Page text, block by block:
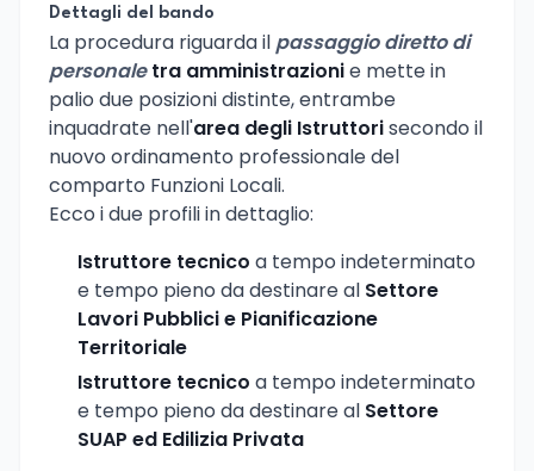
Dettagli del bando
La procedura riguarda il passaggio diretto di
personaletra amministrazionie mette in
palio due posizioni distinte, entrambe
inquadrate nell'area degli Istruttorisecondo il
nuovo ordinamento professionale del
comparto Funzioni Locali.
Ecco i due profili in dettaglio:
Istruttore tecnico a tempo indeterminato
e tempo pieno da destinare al Settore
Lavori Pubblici e Pianificazione
Territoriale
Istruttore tecnico a tempo indeterminato
e tempo pieno da destinare al Settore
SUAP ed Edilizia Privata